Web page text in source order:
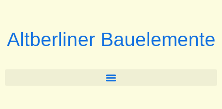
Altberliner Bauelemente